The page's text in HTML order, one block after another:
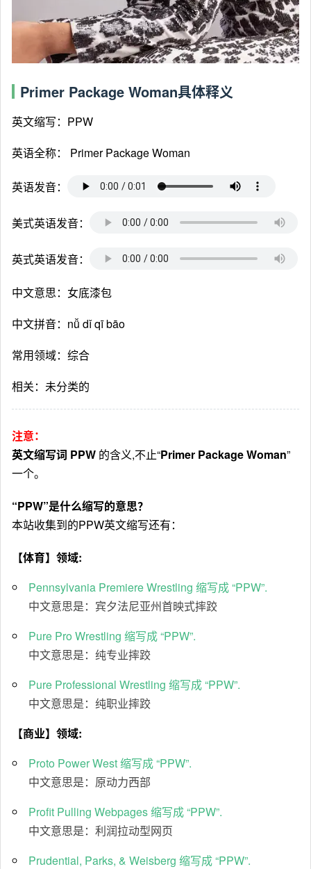
Primer Package Woman具体释义
英文缩写：PPW
英语全称： Primer Package Woman
英语发音：
美式英语发音：
英式英语发音：
中文意思：女底漆包
中文拼音：nǚ dǐ qī bāo
常用领域：综合
相关：未分类的
注意：
英文缩写词 PPW 的含义,不止“Primer Package Woman”
一个。
“PPW”是什么缩写的意思？
本站收集到的PPW英文缩写还有：
【体育】领域:
Pennsylvania Premiere Wrestling 缩写成 “PPW”.
中文意思是：宾夕法尼亚州首映式摔跤
Pure Pro Wrestling 缩写成 “PPW”.
中文意思是：纯专业摔跤
Pure Professional Wrestling 缩写成 “PPW”.
中文意思是：纯职业摔跤
【商业】领域:
Proto Power West 缩写成 “PPW”.
中文意思是：原动力西部
Profit Pulling Webpages 缩写成 “PPW”.
中文意思是：利润拉动型网页
Prudential, Parks, & Weisberg 缩写成 “PPW”.